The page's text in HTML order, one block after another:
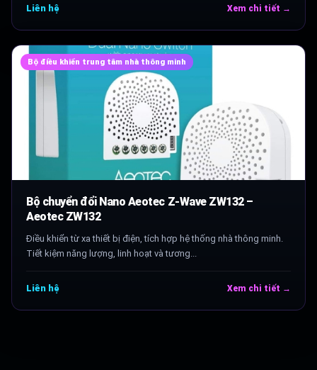
Liên hệ Xem chi tiết →
Bộ điều khiển trung tâm nhà thông minh
Bộ chuyển đổi Nano Aeotec Z-Wave ZW132 –
Aeotec ZW132
Điều khiển từ xa thiết bị điện, tích hợp hệ thống nhà thông minh.
Tiết kiệm năng lượng, linh hoạt và tương...
Liên hệ Xem chi tiết →